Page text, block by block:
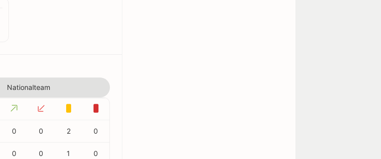
Nationalteam
0 0 2 0
0 0 1 0